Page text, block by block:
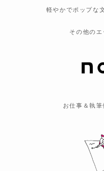
軽やかでポップな
その他のエ
お仕事＆執